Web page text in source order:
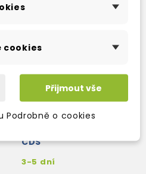
CAMBRIDGE ENGLISH
CDS
3-5 dní
cookies
Přijmout vše
Podrobně o cookies